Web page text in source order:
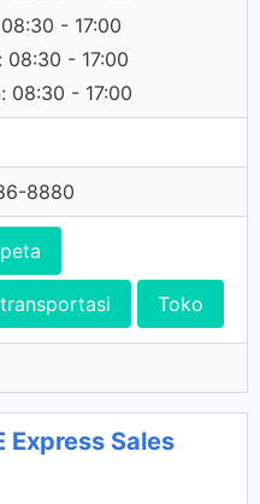
- 17:00
08:30 - 17:00
08:30 - 17:00
8880
Toko
Express Sales